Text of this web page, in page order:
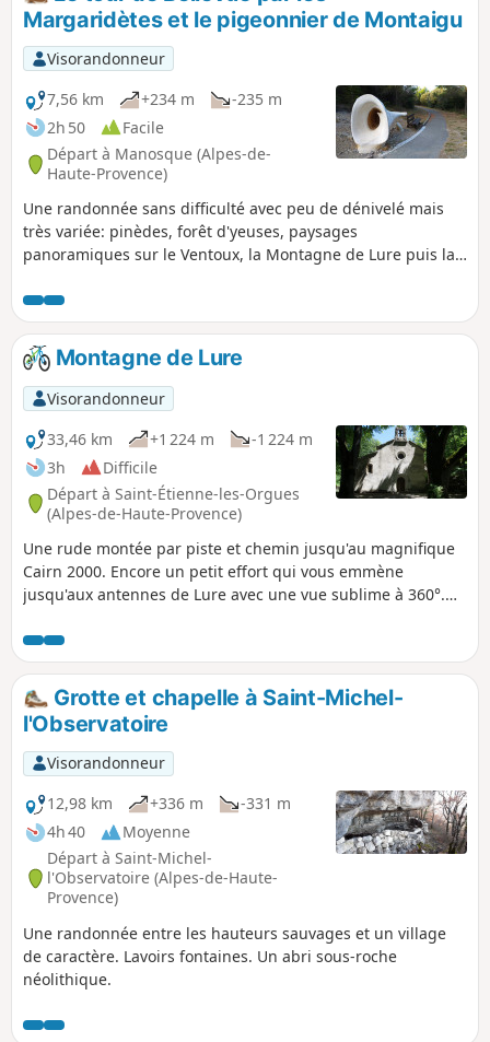
Margaridètes et le pigeonnier de Montaigu
Visorandonneur
7,56 km
+234 m
-235 m
2h 50
Facile
Départ à Manosque (Alpes-de-
Haute-Provence)
Une randonnée sans difficulté avec peu de dénivelé mais
très variée: pinèdes, forêt d'yeuses, paysages
panoramiques sur le Ventoux, la Montagne de Lure puis la
arts modernes à l'arrivée.
Montagne de Lure
Visorandonneur
33,46 km
+1 224 m
-1 224 m
3h
Difficile
Départ à Saint-Étienne-les-Orgues
(Alpes-de-Haute-Provence)
Une rude montée par piste et chemin jusqu'au magnifique
Cairn 2000. Encore un petit effort qui vous emmène
jusqu'aux antennes de Lure avec une vue sublime à 360°.
pierrier puis joueuse dans la forêt.
Grotte et chapelle à Saint-Michel-
l'Observatoire
Visorandonneur
12,98 km
+336 m
-331 m
4h 40
Moyenne
Départ à Saint-Michel-
l'Observatoire (Alpes-de-Haute-
Provence)
Une randonnée entre les hauteurs sauvages et un village
de caractère. Lavoirs fontaines. Un abri sous-roche
néolithique.